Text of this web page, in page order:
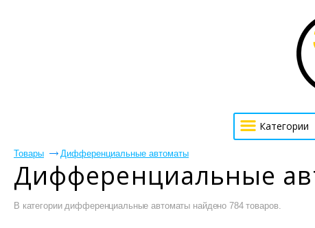
Товары Дифференциальные автоматы
Дифференциальные
В категории дифференциальные автоматы найдено 784 товаров.
Категории